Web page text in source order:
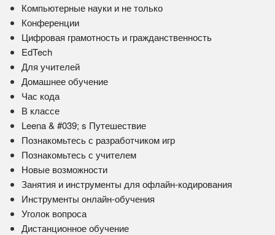
Компьютерные науки и не только
Конференции
Цифровая грамотность и гражданственность
EdTech
Для учителей
Домашнее обучение
Час кода
В классе
Leena & #039; s Путешествие
Познакомьтесь с разработчиком игр
Познакомьтесь с учителем
Новые возможности
Занятия и инструменты для офлайн-кодирования
Инструменты онлайн-обучения
Уголок вопроса
Дистанционное обучение